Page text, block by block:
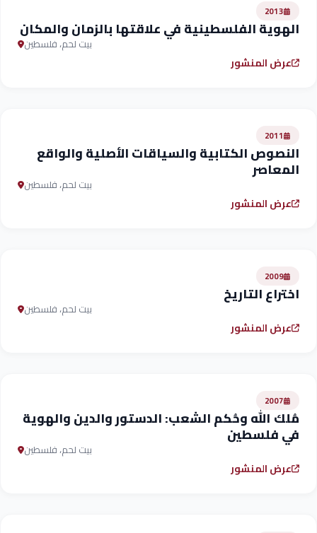
2013
الهوية الفلسطينية في علاقتها بالزمان والمكان
بيت لحم، فلسطين
عرض المنشور
2011
النصوص الكتابية والسياقات الأصلية والواقع
المعاصر
بيت لحم، فلسطين
عرض المنشور
2009
اختراع التاريخ
بيت لحم، فلسطين
عرض المنشور
2007
مُلك الله وحُكم الشعب: الدستور والدين والهوية
في فلسطين
بيت لحم، فلسطين
عرض المنشور